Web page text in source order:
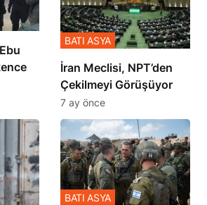
İran Meclisi, NPT’den
Çekilmeyi Görüşüyor
BATI ASYA
7 ay önce
BATI ASYA